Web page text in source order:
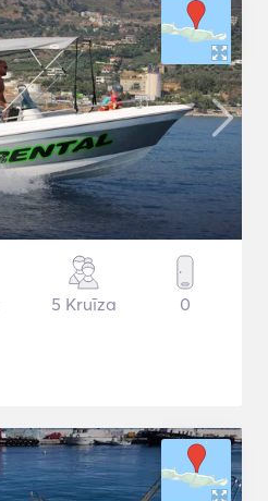
5 Kruīza 0